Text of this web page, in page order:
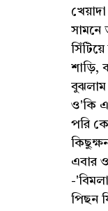
সামনে
শাড়ি,
বুঝলাম
ও'কি
পরি
এবার
-
পিছন